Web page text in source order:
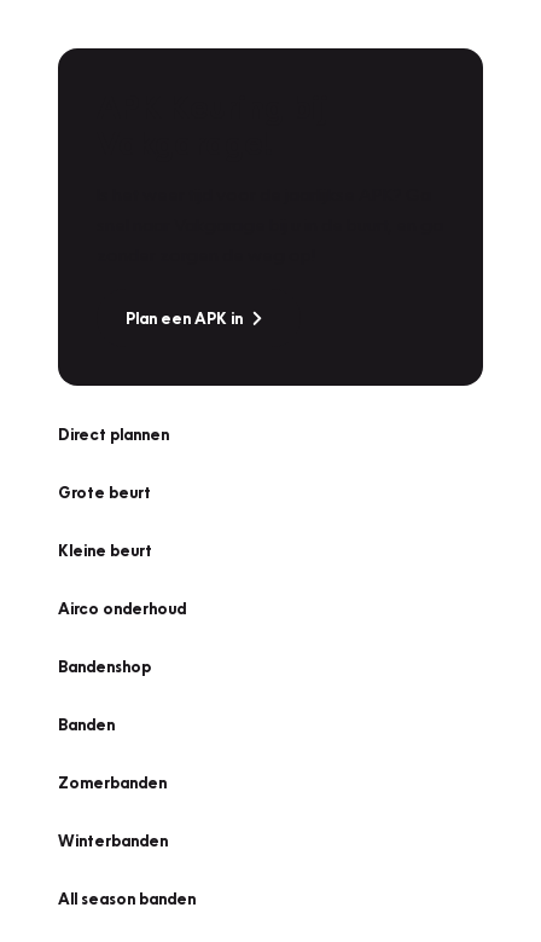
Plan een APK in
Direct plannen
Grote beurt
Kleine beurt
Airco onderhoud
Bandenshop
Banden
Zomerbanden
Winterbanden
All season banden